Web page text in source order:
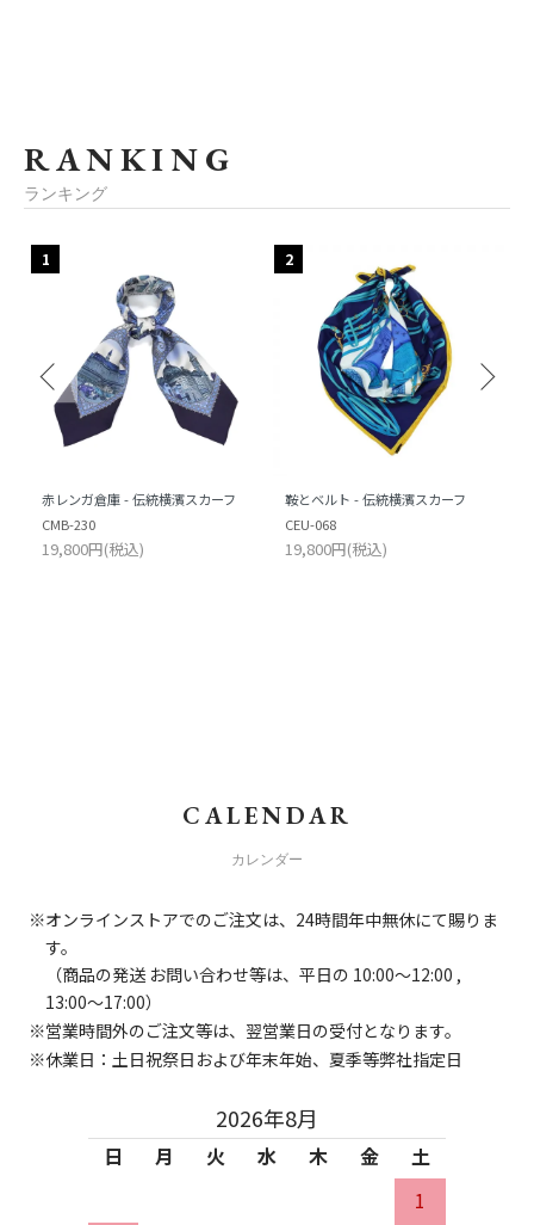
RANKING
ランキング
1
赤レンガ倉庫 - 伝統横濱スカーフ
CMB-230
19,800円(税込)
2
鞍とベルト - 伝統横濱スカーフ
CEU-068
19,800円(税込)
CALENDAR
カレンダー
オンラインストアでのご注文は、24時間年中無休にて賜りま
す。
（商品の発送 お問い合わせ等は、平日の 10:00～12:00 ,
13:00～17:00）
営業時間外のご注文等は、翌営業日の受付となります。
休業日：土日祝祭日および年末年始、夏季等弊社指定日
2026年8月
日 月 火 水 木 金
土
1